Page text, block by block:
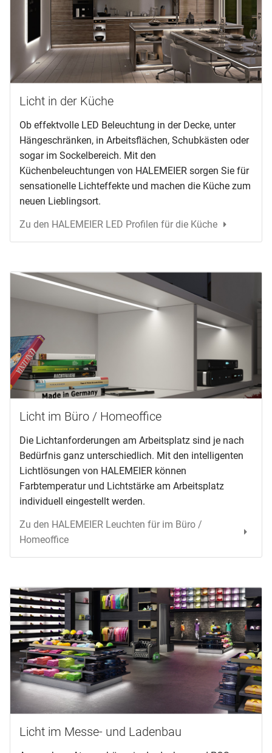
Licht in der Küche
Ob effektvolle LED Beleuchtung in der Decke, unter
Hängeschränken, in Arbeitsflächen, Schubkästen oder
sogar im Sockelbereich. Mit den
Küchenbeleuchtungen von HALEMEIER sorgen Sie für
sensationelle Lichteffekte und machen die Küche zum
neuen Lieblingsort.
Zu den HALEMEIER LED Profilen für die Küche
Licht im Büro / Homeoffice
Die Lichtanforderungen am Arbeitsplatz sind je nach
Bedürfnis ganz unterschiedlich. Mit den intelligenten
Lichtlösungen von HALEMEIER können
Farbtemperatur und Lichtstärke am Arbeitsplatz
individuell eingestellt werden.
Zu den HALEMEIER Leuchten für im Büro /
Homeoffice
Licht im Messe- und Ladenbau